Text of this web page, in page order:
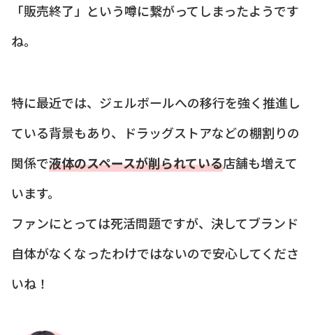
「販売終了」という噂に繋がってしまったようです
ね。
特に最近では、ジェルボールへの移行を強く推進し
ている背景もあり、ドラッグストアなどの棚割りの
関係で液体のスペースが削られている店舗も増えて
います。
ファンにとっては死活問題ですが、決してブランド
自体がなくなったわけではないので安心してくださ
いね！